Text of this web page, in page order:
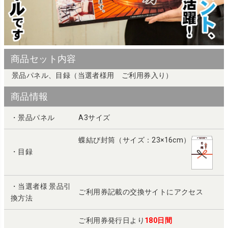
商品セット内容
景品パネル、目録（当選者様用 ご利用券入り）
商品情報
・景品パネル A3サイズ
・目録
蝶結び封筒（サイズ：23×16cm）
・当選者様 景品引
換方法
ご利用券記載の交換サイトにアクセス
ご利用券発行日より 180日間